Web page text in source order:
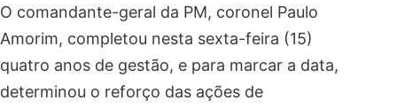
O comandante-geral da PM, coronel Paulo
Amorim, completou nesta sexta-feira (15)
quatro anos de gestão, e para marcar a data,
determinou o reforço das ações de